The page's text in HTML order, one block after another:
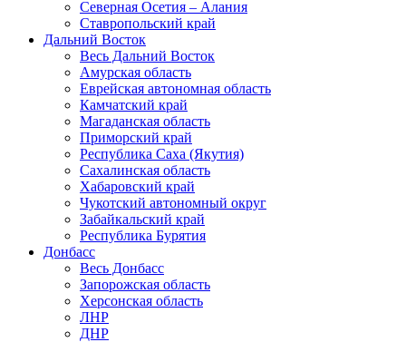
Северная Осетия – Алания
Ставропольский край
Дальний Восток
Весь Дальний Восток
Амурская область
Еврейская автономная область
Камчатский край
Магаданская область
Приморский край
Республика Саха (Якутия)
Сахалинская область
Хабаровский край
Чукотский автономный округ
Забайкальский край
Республика Бурятия
Донбасс
Весь Донбасс
Запорожская область
Херсонская область
ЛНР
ДНР